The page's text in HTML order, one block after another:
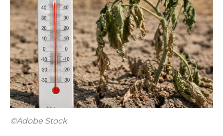
©Adobe Stock